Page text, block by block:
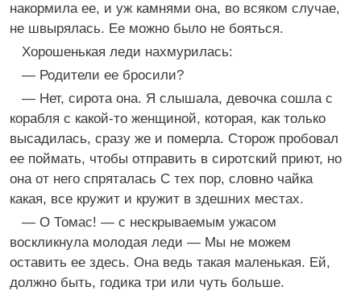
накормила ее, и уж камнями она, во всяком случае,
не швырялась. Ее можно было не бояться.
Хорошенькая леди нахмурилась:
— Родители ее бросили?
— Нет, сирота она. Я слышала, девочка сошла с
корабля с какой-то женщиной, которая, как только
высадилась, сразу же и померла. Сторож пробовал
ее поймать, чтобы отправить в сиротский приют, но
она от него спряталась С тех пор, словно чайка
какая, все кружит и кружит в здешних местах.
— О Томас! — с нескрываемым ужасом
воскликнула молодая леди — Мы не можем
оставить ее здесь. Она ведь такая маленькая. Ей,
должно быть, годика три или чуть больше.